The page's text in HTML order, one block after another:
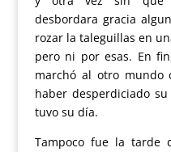
desbordara gracia
rozar la taleguillas en
pero ni por esas. En
marchó al otro mundo
haber desperdiciado
tuvo su día.
Tampoco fue la tarde